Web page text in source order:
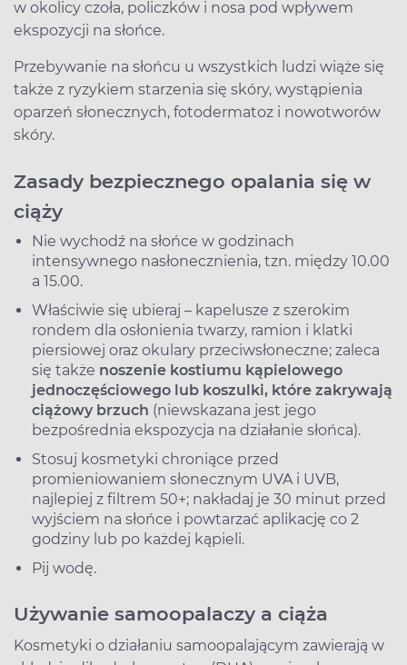
w okolicy czoła, policzków i nosa pod wpływem
ekspozycji na słońce.
Przebywanie na słońcu u wszystkich ludzi wiąże się
także z ryzykiem starzenia się skóry, wystąpienia
oparzeń słonecznych, fotodermatoz i nowotworów
skóry.
Zasady bezpiecznego opalania się w
ciąży
Nie wychodź na słońce w godzinach
intensywnego nasłonecznienia, tzn. między 10.00
a 15.00.
Właściwie się ubieraj – kapelusze z szerokim
rondem dla osłonienia twarzy, ramion i klatki
piersiowej oraz okulary przeciwsłoneczne; zaleca
się także noszenie kostiumu kąpielowego
jednoczęściowego lub koszulki, które zakrywają
ciążowy brzuch (niewskazana jest jego
bezpośrednia ekspozycja na działanie słońca).
Stosuj kosmetyki chroniące przed
promieniowaniem słonecznym UVA i UVB,
najlepiej z filtrem 50+; nakładaj je 30 minut przed
wyjściem na słońce i powtarzać aplikację co 2
godziny lub po każdej kąpieli.
Pij wodę.
Używanie samoopalaczy a ciąża
Kosmetyki o działaniu samoopalającym zawierają w